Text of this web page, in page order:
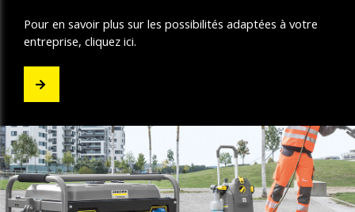
Pour en savoir plus sur les possibilités adaptées à votre
entreprise, cliquez ici.